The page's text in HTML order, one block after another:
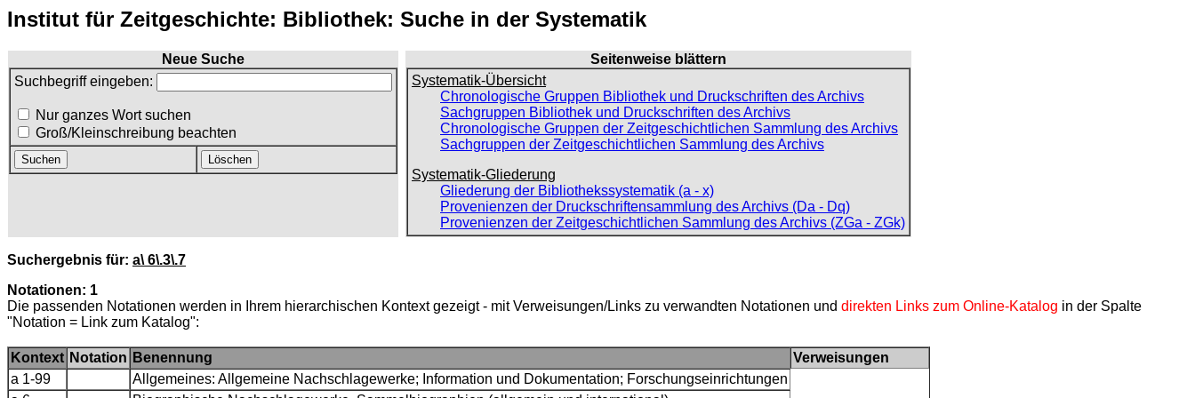
Institut für Zeitgeschichte: Bibliothek: Suche in der Systematik
Neue Suche
Suchbegriff eingeben:
Nur ganzes Wort suchen
Groß/Kleinschreibung beachten
Seitenweise blättern
Systematik-Übersicht
Chronologische Gruppen Bibliothek und Druckschriften des Archivs
Sachgruppen Bibliothek und Druckschriften des Archivs
Chronologische Gruppen der Zeitgeschichtlichen Sammlung des Archivs
Sachgruppen der Zeitgeschichtlichen Sammlung des Archivs
Systematik-Gliederung
Gliederung der Bibliothekssystematik (a - x)
Provenienzen der Druckschriftensammlung des Archivs (Da - Dq)
Provenienzen der Zeitgeschichtlichen Sammlung des Archivs (ZGa - ZGk)
Suchergebnis für: a\ 6\.3\.7
Notationen: 1
Die passenden Notationen werden in Ihrem hierarchischen Kontext gezeigt - mit Verweisungen/Links zu verwandten Notationen und direkten Links zum Online-Katalog in der Spalte
"Notation = Link zum Katalog":
Kontext Notation Benennung
Verweisungen
a 1-99
Allgemeines: Allgemeine Nachschlagewerke; Information und Dokumentation; Forschungseinrichtungen